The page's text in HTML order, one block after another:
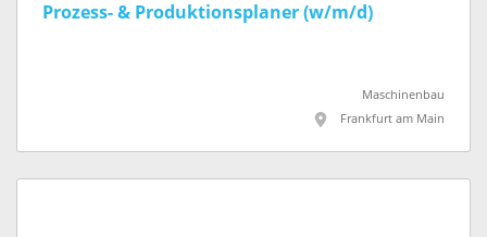
Prozess- & Produktionsplaner (w/m/d)
Maschinenbau
Frankfurt am Main